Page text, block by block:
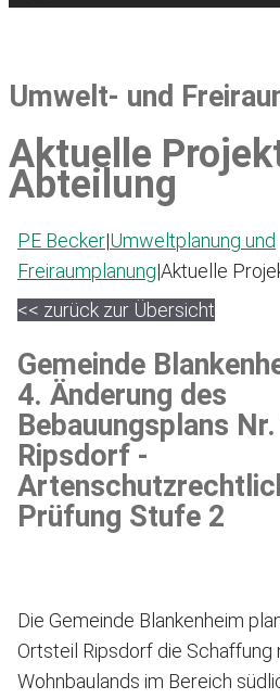
Umwelt- und
Aktuelle
Abteilung
PE Becker|Umweltplanung und
Freiraumplanung|Aktuelle
<< zurück zur Übersicht
Gemeinde
4. Änderung des
Bebauungsplans
Ripsdorf -
Prüfung Stufe 2
Die Gemeinde Blankenheim
Ortsteil Ripsdorf die Schaffung
Wohnbaulands im Bereich